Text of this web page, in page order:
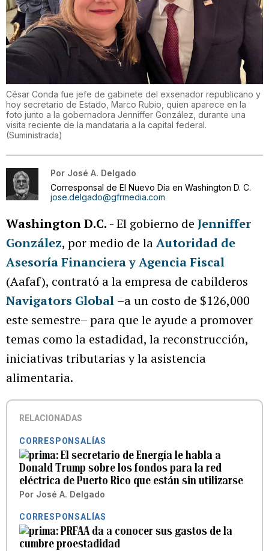
César Conda fue jefe de gabinete del exsenador republicano y
hoy secretario de Estado, Marco Rubio, quien aparece en la
foto junto a la gobernadora Jenniffer González, durante una
visita reciente de la mandataria a la capital federal.
(Suministrada)
Por José A. Delgado
Corresponsal de El Nuevo Día en Washington D. C.
jose.delgado@gfrmedia.com
Washington D.C. - El gobierno de Jenniffer
González, por medio de laAutoridad de
Asesoría Financiera y Agencia Fiscal
(Aafaf), contrató a la empresa de cabilderos
Navigators Global –a un costo de $126,000
este semestre– para que le ayude a promover
temas como la estadidad, la reconstrucción,
iniciativas tributarias y la asistencia
alimentaria.
RELACIONADAS
CORRESPONSALÍAS
El secretario de Energía le habla a
Donald Trump sobre los fondos para la red
eléctrica de Puerto Rico que están sin utilizarse
Por José A. Delgado
CORRESPONSALÍAS
PRFAA da a conocer sus gastos de la
cumbre proestadidad